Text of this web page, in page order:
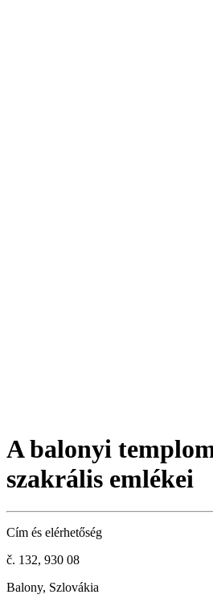
A balonyi
szakrális emlékei
Cím és elérhetőség
č. 132, 930 08
Balony, Szlovákia